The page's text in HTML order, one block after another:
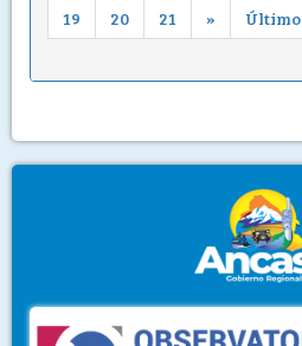
19
20 21 » Último